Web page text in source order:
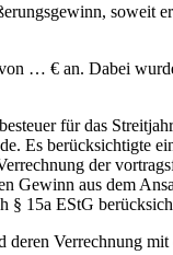
soweit
… € an. Dabei wurde
für das
Es berücksichtigte
der
Gewinn aus dem
§ 15a EStG
Verrechnung mit